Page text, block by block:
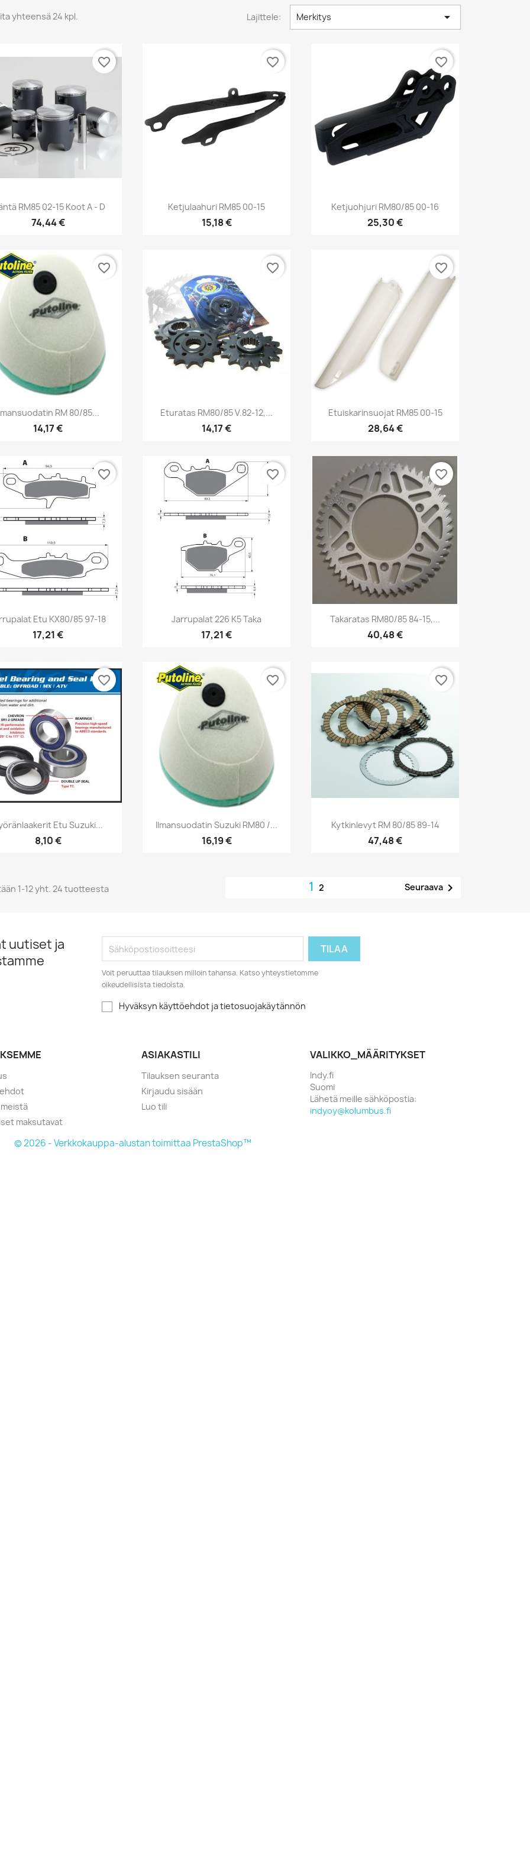
yhteensä 24 kpl. Lajittele: Merkitys 
Pikakatselu
RM85 02-15 Koot A - D
74,44 €
favorite_border
Pikakatselu
Ketjulaahuri RM85 00-15
15,18 €
favorite_border
Pikakatselu
Ketjuohjuri RM80/85 00-16
25,30 €
favorite_border
Pikakatselu
RM 80/85...
14,17 €
favorite_border
 Pikakatselu
Eturatas RM80/85 V.82-12,...
14,17 €
favorite_border
Pikakatselu
Etuiskarinsuojat RM85 00-15
28,64 €
favorite_border
Pikakatselu
Etu KX80/85 97-18
17,21 €
favorite_border
Pikakatselu
Jarrupalat 226 K5 Taka
17,21 €
favorite_border
Pikakatselu
Takaratas RM80/85 84-15,...
40,48 €
favorite_border
Pikakatselu
Etu Suzuki...
8,10 €
favorite_border
Pikakatselu
Ilmansuodatin Suzuki RM80 /...
16,19 €
favorite_border
Pikakatselu
Kytkinlevyt RM 80/85 89-14
47,48 €
favorite_border
1-12 yht. 24 tuotteesta 1 2 Seuraava
uutiset ja
Voit peruuttaa tilauksen milloin tahansa. Katso yhteystietomme
oikeudellisista tiedoista.
Hyväksyn käyttöehdot ja tietosuojakäytännön
maksutavat
ASIAKASTILI
Tilauksen seuranta
Kirjaudu sisään
Luo tili
VALIKKO_MÄÄRITYKSET
Indy.fi
Suomi
Lähetä meille sähköpostia:
indyoy@kolumbus.fi
© 2026 - Verkkokauppa-alustan toimittaa PrestaShop™